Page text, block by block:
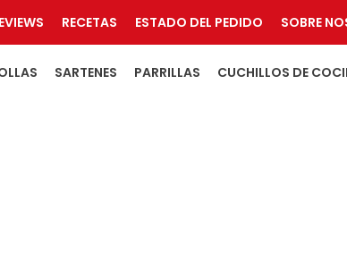
RECETAS ESTADO DEL PEDIDO SOBRE
SARTENES PARRILLAS CUCHILLOS DE